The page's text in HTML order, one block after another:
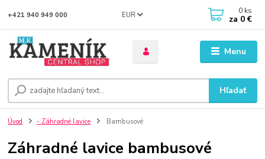
Menu
EUR
Hľadať
+421 940 949 000 0 ks
za 0 €
Úvod - Záhradné lavice Bambusové
Záhradné lavice bambusové